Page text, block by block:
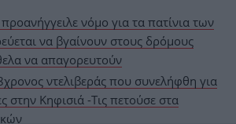
νόμο για τα πατίνια των
να βγαίνουν στους δρόμους
να απαγορευτούν
ντελιβεράς που συνελήφθη για
στην Κηφισιά -Τις πετούσε στα